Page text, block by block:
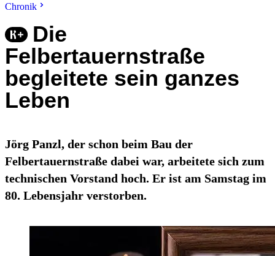
Chronik
Die
Felbertauernstraße
begleitete sein ganzes
Leben
Jörg Panzl, der schon beim Bau der
Felbertauernstraße dabei war, arbeitete sich zum
technischen Vorstand hoch. Er ist am Samstag im
80. Lebensjahr verstorben.